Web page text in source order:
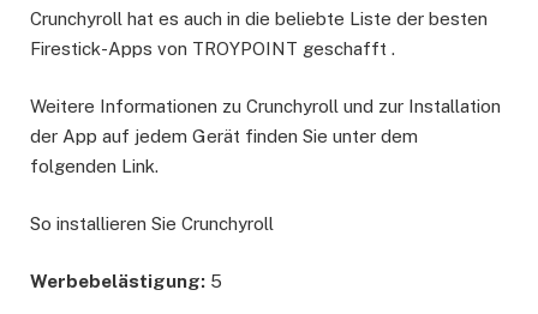
Crunchyroll hat es auch in die beliebte Liste der besten
Firestick-Apps von TROYPOINT geschafft .
Weitere Informationen zu Crunchyroll und zur Installation
der App auf jedem Gerät finden Sie unter dem
folgenden Link.
So installieren Sie Crunchyroll
Werbebelästigung: 5